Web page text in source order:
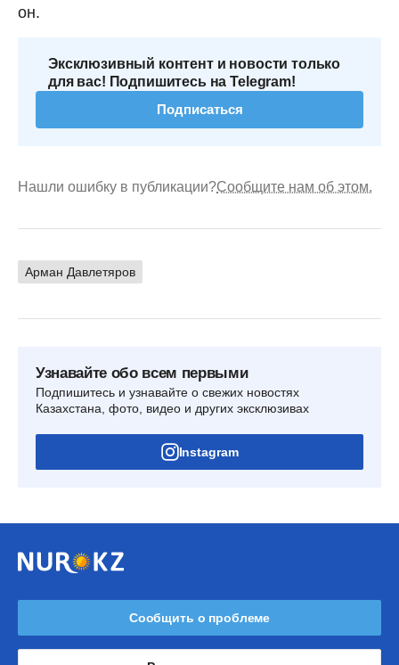
он.
Эксклюзивный контент и новости только
для вас! Подпишитесь на Telegram!
Подписаться
Нашли ошибку в публикации?Сообщите нам об этом.
Арман Давлетяров
Узнавайте обо всем первыми
Подпишитесь и узнавайте о свежих новостях
Казахстана, фото, видео и других эксклюзивах
Instagram
Сообщить о проблеме